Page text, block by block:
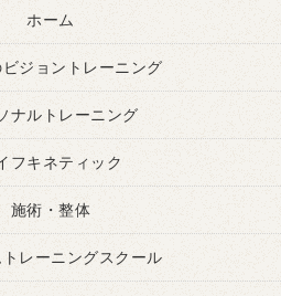
ホーム
ジョントレーニング
ナルトレーニング
フキネティック
施術・整体
レーニングスクール